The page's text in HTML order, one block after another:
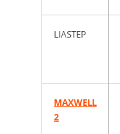
LIASTEP
MAXWELL
2